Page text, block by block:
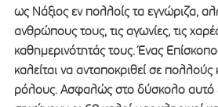
ως Νάξιος εν πολλοίς τα εγνώριζα,
ανθρώπους τους, τις αγωνίες, τις
καθημερινότητάς τους. Ένας
καλείται να ανταποκριθεί σε πολλούς
ρόλους. Ασφαλώς στο δύσκολο αυτό